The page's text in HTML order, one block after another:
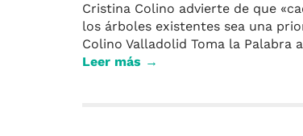
Cristina Colino advierte de que
los árboles existentes sea una
Colino Valladolid Toma la
Leer más →